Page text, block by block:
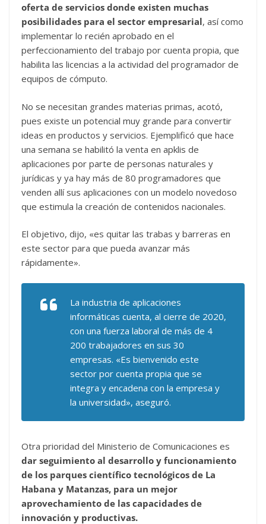
oferta de servicios donde existen muchas
posibilidades para el sector empresarial, así como
implementar lo recién aprobado en el
perfeccionamiento del trabajo por cuenta propia, que
habilita las licencias a la actividad del programador de
equipos de cómputo.
No se necesitan grandes materias primas, acotó,
pues existe un potencial muy grande para convertir
ideas en productos y servicios. Ejemplificó que hace
una semana se habilitó la venta en apklis de
aplicaciones por parte de personas naturales y
jurídicas y ya hay más de 80 programadores que
venden allí sus aplicaciones con un modelo novedoso
que estimula la creación de contenidos nacionales.
El objetivo, dijo, «es quitar las trabas y barreras en
este sector para que pueda avanzar más
rápidamente».
La industria de aplicaciones
informáticas cuenta, al cierre de 2020,
con una fuerza laboral de más de 4
200 trabajadores en sus 30
empresas. «Es bienvenido este
sector por cuenta propia que se
integra y encadena con la empresa y
la universidad», aseguró.
Otra prioridad del Ministerio de Comunicaciones es
dar seguimiento al desarrollo y funcionamiento
de los parques científico tecnológicos de La
Habana y Matanzas, para un mejor
aprovechamiento de las capacidades de
innovación y productivas.